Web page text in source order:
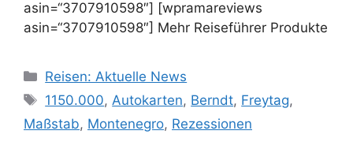
asin=“3707910598″] [wpramareviews
asin=“3707910598″] Mehr Reiseführer Produkte
Kategorien
Reisen: Aktuelle News
Schlagwörter
1150.000,Autokarten, Berndt, Freytag,
Maßstab, Montenegro, Rezessionen